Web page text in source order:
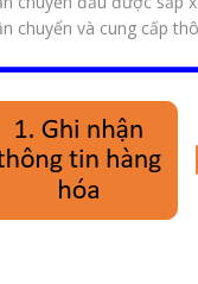
chuyển và cung cấp